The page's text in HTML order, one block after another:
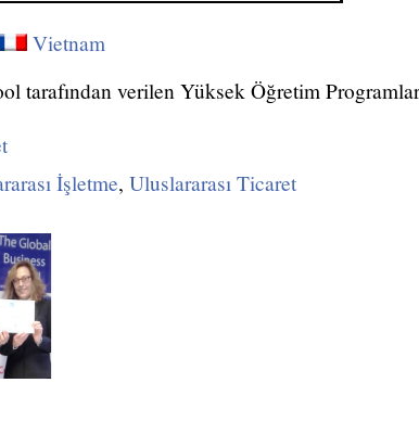
Vietnam
tarafından verilen Yüksek Öğretim
İşletme, Uluslararası Ticaret